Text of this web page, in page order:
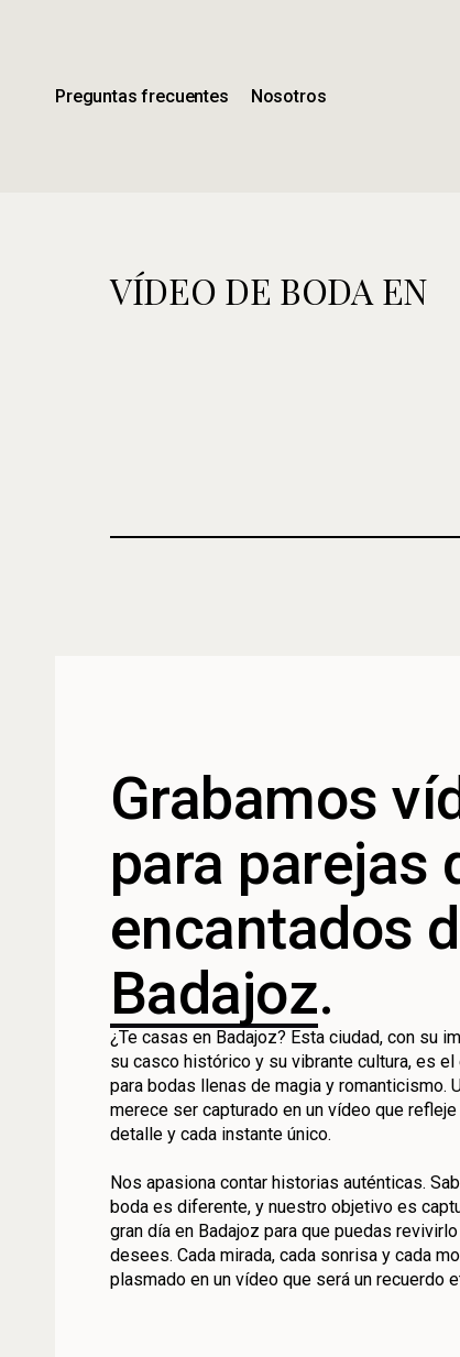
Preguntas frecuentes Nosotros
VÍDEO DE BODA EN
Grabamos
para parejas
encantados
Badajoz.
¿Te casas en Badajoz? Esta ciudad, con su
su casco histórico y su vibrante cultura, es
para bodas llenas de magia y romanticismo.
merece ser capturado en un vídeo que
detalle y cada instante único.
Nos apasiona contar historias auténticas.
boda es diferente, y nuestro objetivo es
gran día en Badajoz para que puedas
desees. Cada mirada, cada sonrisa y cada
plasmado en un vídeo que será un recuerdo